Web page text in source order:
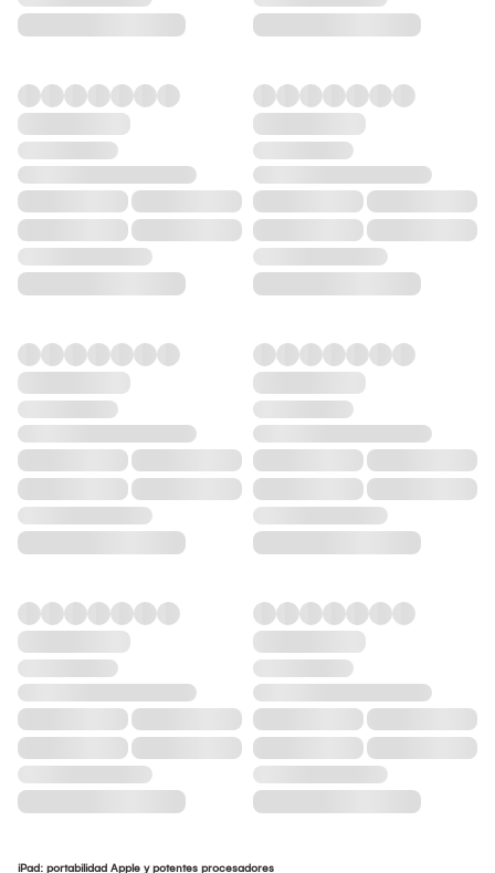
iPad: portabilidad Apple y potentes procesadores